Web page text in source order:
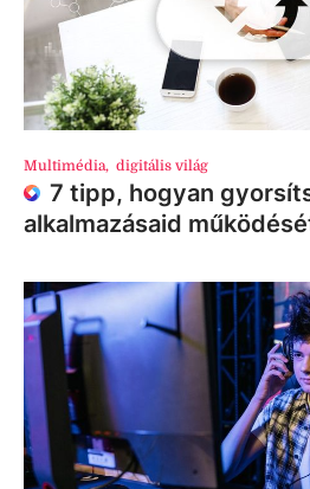
Multimédia, digitális világ
7 tipp, hogyan
alkalmazásaid